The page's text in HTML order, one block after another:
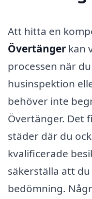
Att hitta en
Övertänger kan
processen när
husinspektion
behöver inte
Övertänger. Det
städer där du
kvalificerade
säkerställa att
bedömning.